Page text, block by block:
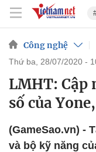
Công nghệ
thứ ba, 28/07/2020 -
LMHT: Cập
số của
(GameSao.vn) -
và bộ kỹ năng